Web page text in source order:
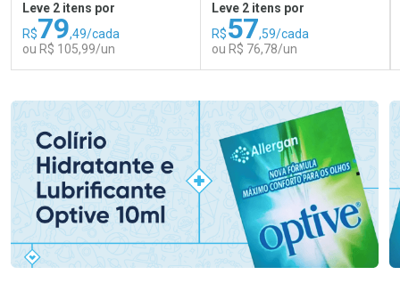
Leve 2 itens por
R$79,49/cada
ou R$ 105,99/un
Leve 2 itens por
R$57,59/cada
ou R$ 76,78/un
Laboratório
Por Menos